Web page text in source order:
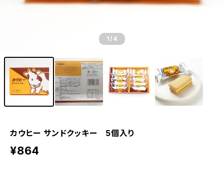
1 /4
カウヒー サンドクッキー 5個入り
¥864